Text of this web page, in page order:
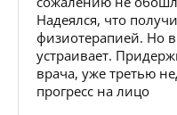
Надеялся, что
физиотерапией. Но
устраивает.
врача, уже третью
прогресс на лицо